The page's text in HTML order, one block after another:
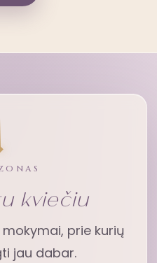
kviečiu
prie kurių
jau dabar.